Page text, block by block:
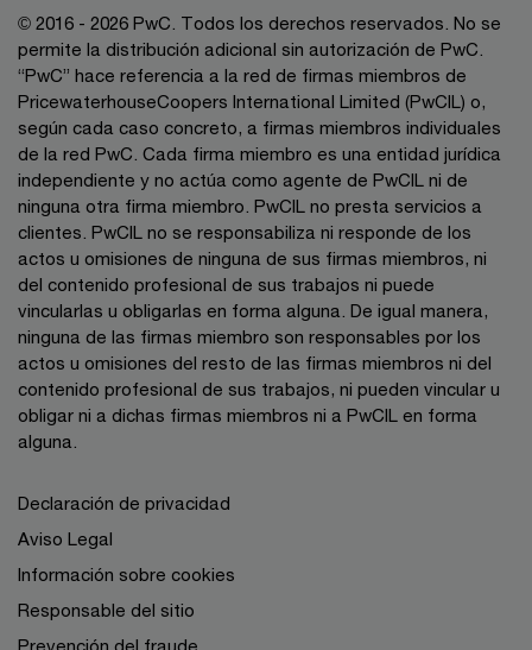
© 2016 - 2026 PwC. Todos los derechos reservados. No se
permite la distribución adicional sin autorización de PwC.
“PwC” hace referencia a la red de firmas miembros de
PricewaterhouseCoopers International Limited (PwCIL) o,
según cada caso concreto, a firmas miembros individuales
de la red PwC. Cada firma miembro es una entidad jurídica
independiente y no actúa como agente de PwCIL ni de
ninguna otra firma miembro. PwCIL no presta servicios a
clientes. PwCIL no se responsabiliza ni responde de los
actos u omisiones de ninguna de sus firmas miembros, ni
del contenido profesional de sus trabajos ni puede
vincularlas u obligarlas en forma alguna. De igual manera,
ninguna de las firmas miembro son responsables por los
actos u omisiones del resto de las firmas miembros ni del
contenido profesional de sus trabajos, ni pueden vincular u
obligar ni a dichas firmas miembros ni a PwCIL en forma
alguna.
Declaración de privacidad
Aviso Legal
Información sobre cookies
Responsable del sitio
Prevención del fraude